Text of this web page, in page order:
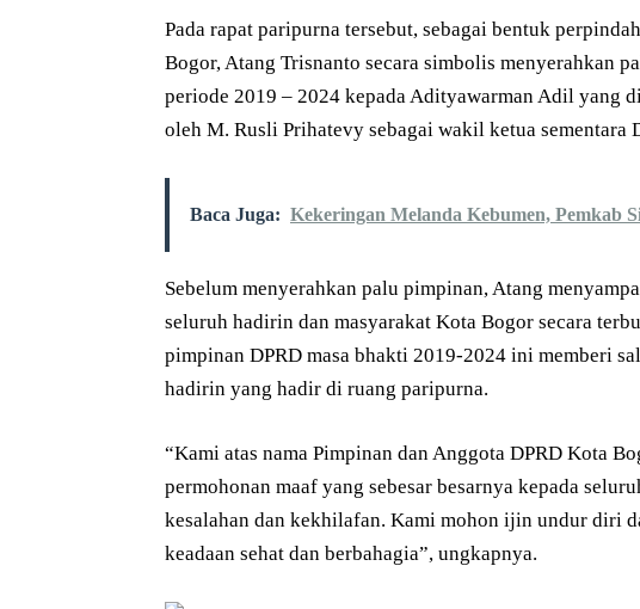
Pada rapat paripurna tersebut, sebagai bentuk
Bogor, Atang Trisnanto secara simbolis menyerahkan
periode 2019 – 2024 kepada Adityawarman Adil yang
oleh M. Rusli Prihatevy sebagai wakil ketua sementara
Baca Juga: Kekeringan Melanda Kebumen, Pemkab
Sebelum menyerahkan palu pimpinan, Atang
seluruh hadirin dan masyarakat Kota Bogor secara
pimpinan DPRD masa bhakti 2019-2024 ini memberi
hadirin yang hadir di ruang paripurna.
“Kami atas nama Pimpinan dan Anggota DPRD Kota
permohonan maaf yang sebesar besarnya kepada
kesalahan dan kekhilafan. Kami mohon ijin undur diri
keadaan sehat dan berbahagia”, ungkapnya.